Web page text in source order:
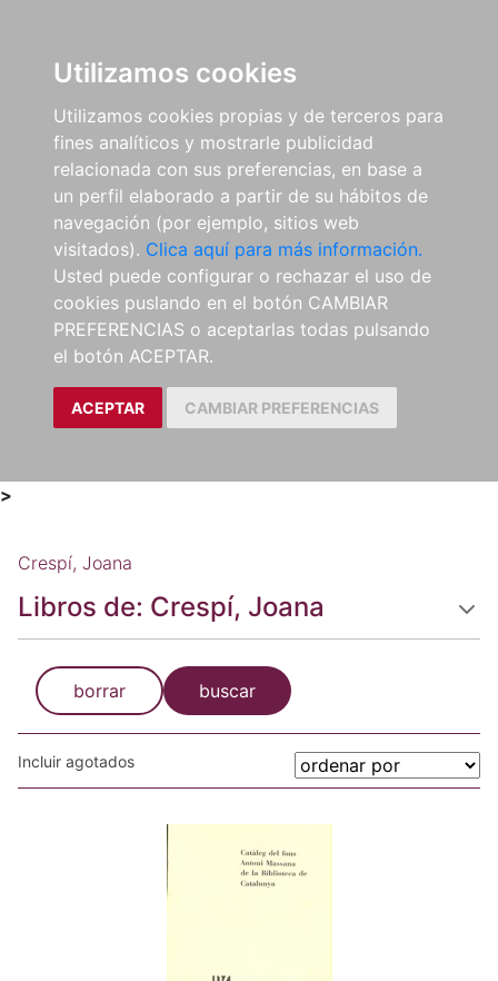
Utilizamos cookies
Utilizamos cookies propias y de terceros para
fines analíticos y mostrarle publicidad
relacionada con sus preferencias, en base a
un perfil elaborado a partir de su hábitos de
navegación (por ejemplo, sitios web
visitados). Clica aquí para más información.
Usted puede configurar o rechazar el uso de
cookies puslando en el botón CAMBIAR
PREFERENCIAS o aceptarlas todas pulsando
el botón ACEPTAR.
ACEPTAR CAMBIAR PREFERENCIAS
>
Crespí, Joana
Libros de: Crespí, Joana
borrar buscar
Incluir agotados